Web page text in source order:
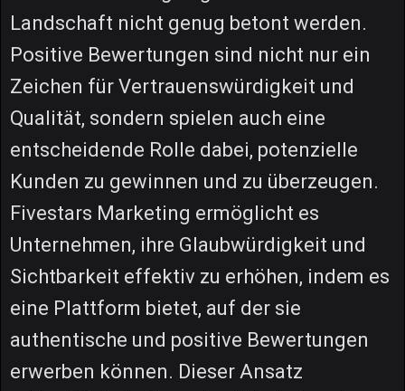
Landschaft nicht genug betont werden.
Positive Bewertungen sind nicht nur ein
Zeichen für Vertrauenswürdigkeit und
Qualität, sondern spielen auch eine
entscheidende Rolle dabei, potenzielle
Kunden zu gewinnen und zu überzeugen.
Fivestars Marketing ermöglicht es
Unternehmen, ihre Glaubwürdigkeit und
Sichtbarkeit effektiv zu erhöhen, indem es
eine Plattform bietet, auf der sie
authentische und positive Bewertungen
erwerben können. Dieser Ansatz